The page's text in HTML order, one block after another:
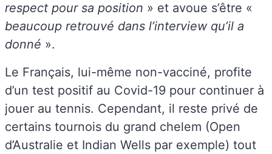
respect pour sa position » et avoue s’être «
beaucoup retrouvé dans l’interview qu’il a
donné ».
Le Français, lui-même non-vacciné, profite
d’un test positif au Covid-19 pour continuer à
jouer au tennis. Cependant, il reste privé de
certains tournois du grand chelem (Open
d’Australie et Indian Wells par exemple) tout